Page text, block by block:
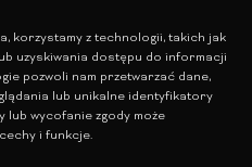
korzystamy z technologii, takich jak
uzyskiwania dostępu do informacji
pozwoli nam przetwarzać dane,
lub unikalne identyfikatory
lub wycofanie zgody może
i funkcje.
cookies (EU)